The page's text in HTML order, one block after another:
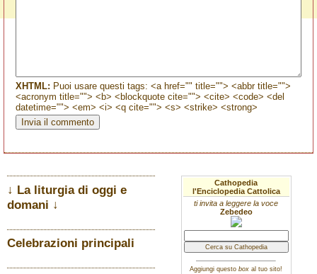
XHTML: Puoi usare questi tags: <a href="" title=""> <abbr title="">
<acronym title=""> <b> <blockquote cite=""> <cite> <code> <del
datetime=""> <em> <i> <q cite=""> <s> <strike> <strong>
↓ La liturgia di oggi e
domani ↓
Celebrazioni principali
Cathopedia
l'Enciclopedia Cattolica
ti invita a leggere la voce
Zebedeo
Aggiungi questo box al tuo sito!